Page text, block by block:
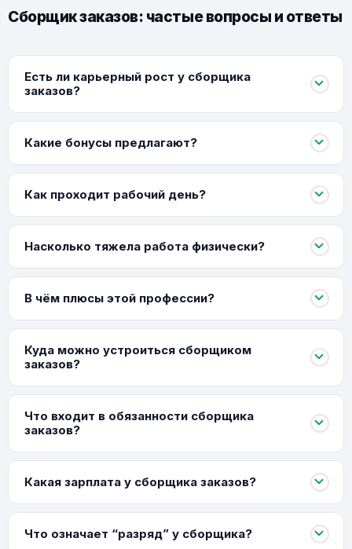
Сборщик заказов: частые вопросы и ответы
Есть ли карьерный рост у сборщика
заказов?
Какие бонусы предлагают?
Как проходит рабочий день?
Насколько тяжела работа физически?
В чём плюсы этой профессии?
Куда можно устроиться сборщиком
заказов?
Что входит в обязанности сборщика
заказов?
Какая зарплата у сборщика заказов?
Что означает “разряд” у сборщика?